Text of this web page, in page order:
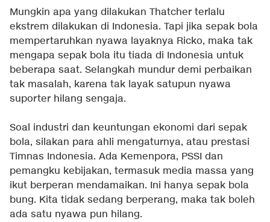
Mungkin apa yang dilakukan Thatcher terlalu
ekstrem dilakukan di Indonesia. Tapi jika sepak bola
mempertaruhkan nyawa layaknya Ricko, maka tak
mengapa sepak bola itu tiada di Indonesia untuk
beberapa saat. Selangkah mundur demi perbaikan
tak masalah, karena tak layak satupun nyawa
suporter hilang sengaja.
Soal industri dan keuntungan ekonomi dari sepak
bola, silakan para ahli mengaturnya, atau prestasi
Timnas Indonesia. Ada Kemenpora, PSSI dan
pemangku kebijakan, termasuk media massa yang
ikut berperan mendamaikan. Ini hanya sepak bola
bung. Kita tidak sedang berperang, maka tak boleh
ada satu nyawa pun hilang.